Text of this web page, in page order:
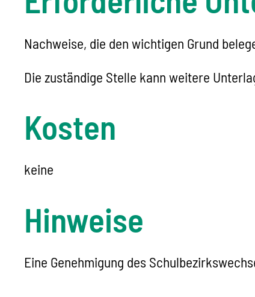
Nachweise, die den wichtigen Grund
Die zuständige Stelle kann weitere
Kosten
keine
Hinweise
Eine Genehmigung des